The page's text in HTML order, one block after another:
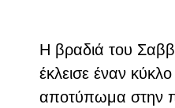
Η βραδιά του
έκλεισε έναν
αποτύπωμα στην